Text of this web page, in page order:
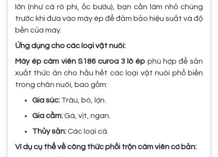
lớn (như cá rô phi, ốc bươu), bạn cần làm nhỏ chúng
trước khi đưa vào máy ép để đảm bảo hiệu suất và độ
bền của máy.
Ứng dụng cho các loại vật nuôi:
Máy ép cám viên S186 curoa 3 lô ép phù hợp để sản
xuất thức ăn cho hầu hết các loại vật nuôi phổ biến
trong chăn nuôi, bao gồm:
Gia súc: Trâu, bò, lợn.
Gia cầm:Gà, vịt, ngan.
Thủy sản:Các loại cá.
Ví dụ cụ thể về công thức phối trộn cám viên cơ bản: